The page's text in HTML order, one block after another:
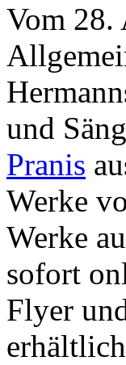
Vom 28.
und
Pranis
Werke
Werke
sofort
Flyer